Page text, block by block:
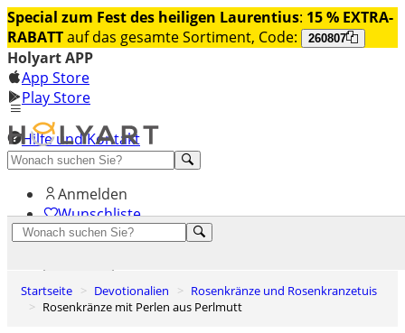
Special zum Fest des heiligen Laurentius: 15 % EXTRA-
RABATTauf das gesamte Sortiment, Code: 260807
Holyart APP
App Store
Play Store
Hilfe und Kontakt
Entdecken Sie Premium
Anmelden
Wunschliste
Startseite Devotionalien
Rosenkränze und Rosenkranzetuis
Rosenkränze mit Perlen aus Perlmutt